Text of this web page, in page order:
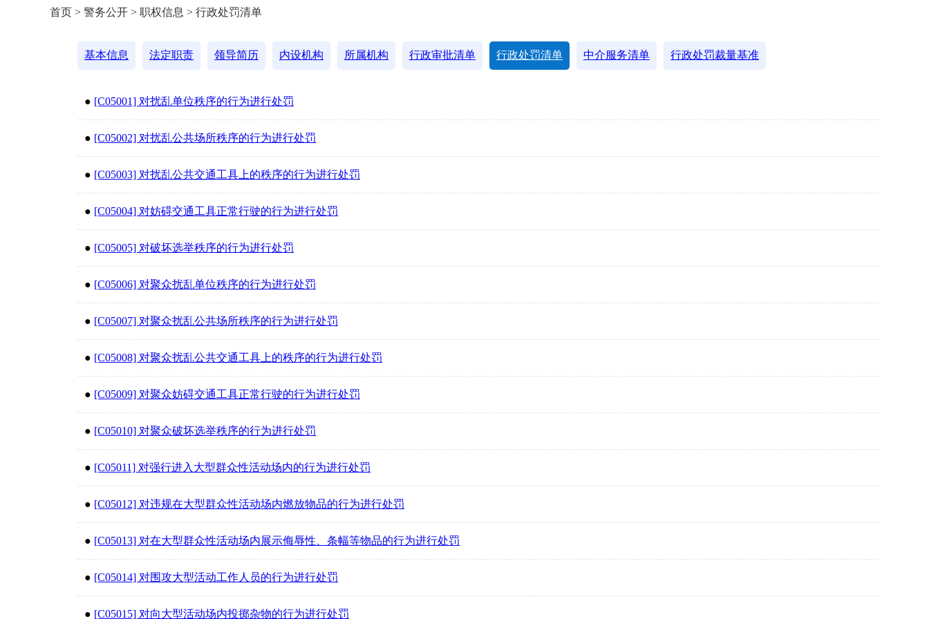
首页 > 警务公开 > 职权信息 > 行政处罚清单
基本信息 法定职责 领导简历 内设机构 所属机构 行政审批清单 行政处罚清单 中介服务清单 行政处罚裁量基准
● [C05001] 对扰乱单位秩序的行为进行处罚
● [C05002] 对扰乱公共场所秩序的行为进行处罚
● [C05003] 对扰乱公共交通工具上的秩序的行为进行处罚
● [C05004] 对妨碍交通工具正常行驶的行为进行处罚
● [C05005] 对破坏选举秩序的行为进行处罚
● [C05006] 对聚众扰乱单位秩序的行为进行处罚
● [C05007] 对聚众扰乱公共场所秩序的行为进行处罚
● [C05008] 对聚众扰乱公共交通工具上的秩序的行为进行处罚
● [C05009] 对聚众妨碍交通工具正常行驶的行为进行处罚
● [C05010] 对聚众破坏选举秩序的行为进行处罚
● [C05011] 对强行进入大型群众性活动场内的行为进行处罚
● [C05012] 对违规在大型群众性活动场内燃放物品的行为进行处罚
● [C05013] 对在大型群众性活动场内展示侮辱性、条幅等物品的行为进行处罚
● [C05014] 对围攻大型活动工作人员的行为进行处罚
● [C05015] 对向大型活动场内投掷杂物的行为进行处罚